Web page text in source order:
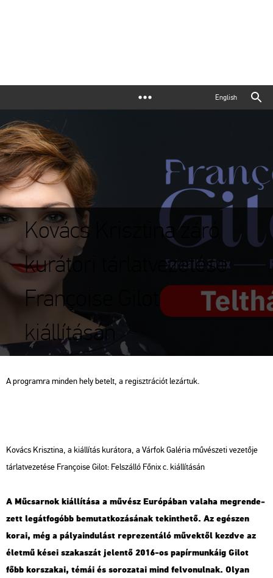
English
Kovács Krisztina záró
kurátori tárlatvezetése
Françoise Gilot
kiállításán
A prog­ram­ra min­den hely be­telt, a re­giszt­rá­ci­ót le­zár­tuk.
Ko­vács Krisz­ti­na, a ki­ál­lí­tás ku­rá­to­ra, a Vár­fok Ga­lé­ria mű­vé­sze­ti ve­ze­tő­je
tár­lat­ve­ze­té­se Françoise Gilot: Fel­szál­ló Főnix c. ki­ál­lí­tá­sán
A Mű­csar­nok ki­ál­lí­tá­sa a mű­vész Eu­ró­pá­ban va­la­ha meg­ren­de­
zett leg­át­fo­góbb be­mu­tat­ko­zá­sá­nak te­kint­he­tő. Az egé­szen
korai, még a pá­lya­in­du­lást rep­re­zen­tá­ló mű­vek­től kezd­ve az
élet­mű kései sza­ka­szát je­len­tő 2016-os pa­pír­mun­ká­ig Gilot
főbb kor­sza­kai, témái és so­ro­za­tai mind fel­vo­nul­nak. Olyan